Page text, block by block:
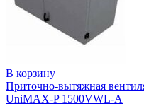
В корзину
Приточно-вытяжная
UniMAX-P 1500VWL-A